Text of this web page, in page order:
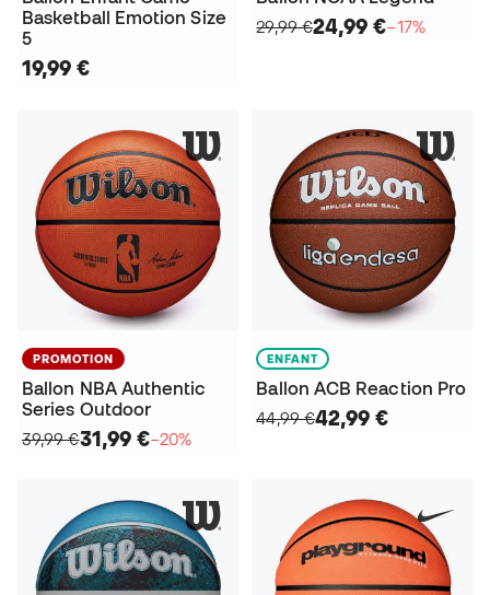
Basketball Emotion Size
5
19,99 €
29,99 €24,99 €−17%
PROMOTION
Ballon NBA Authentic
Series Outdoor
39,99 €31,99 €−20%
ENFANT
Ballon ACB Reaction Pro
44,99 €42,99 €